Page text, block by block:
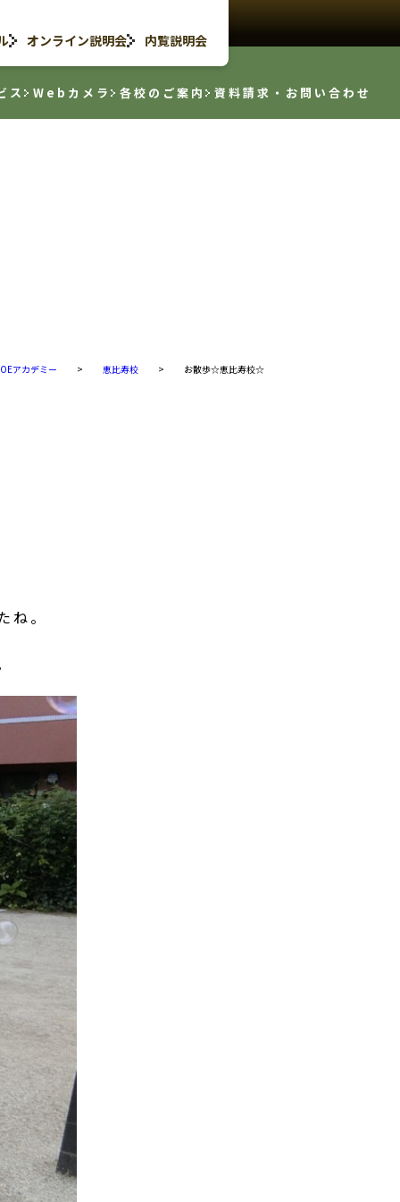
オンライン説明会 内覧説明会
ス Webカメラ 各校のご案内 資料請求・お問い合わせ
アカデミー > 恵比寿校 > お散歩☆恵比寿校☆
。